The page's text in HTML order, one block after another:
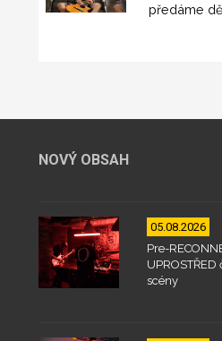
předáme
NOVÝ OBSAH
05.08.2026
Pre-
scény